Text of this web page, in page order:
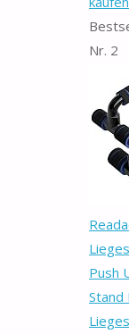
Nr. 2
Push
Stand